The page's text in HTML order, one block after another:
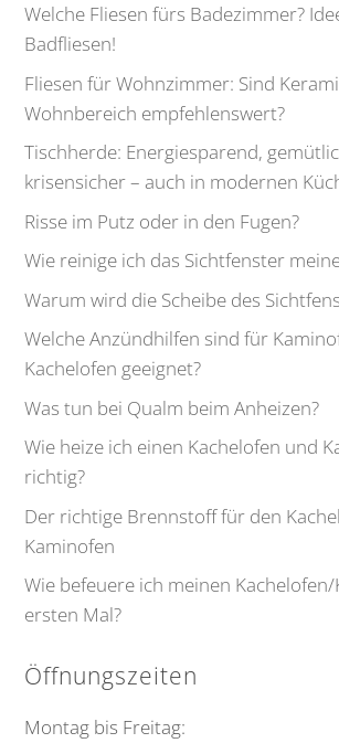
Welche Fliesen fürs Badezimmer?
Badfliesen!
Fliesen für Wohnzimmer: Sind
Wohnbereich empfehlenswert?
Tischherde: Energiesparend,
krisensicher – auch in modernen
Risse im Putz oder in den Fugen?
Wie reinige ich das Sichtfenster
Warum wird die Scheibe des
Welche Anzündhilfen sind für
Kachelofen geeignet?
Was tun bei Qualm beim Anheizen?
Wie heize ich einen Kachelofen und
richtig?
Der richtige Brennstoff für den
Kaminofen
Wie befeuere ich meinen
ersten Mal?
Öffnungszeiten
Montag bis Freitag: